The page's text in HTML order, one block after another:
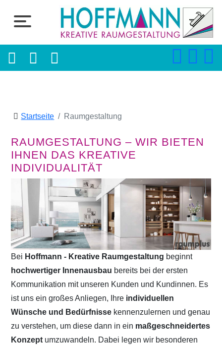
Startseite Raumgestaltung
RAUMGESTALTUNG – WIR BIETEN
IHNEN DAS KREATIVE
INDIVIDUALITÄT
Bei Hoffmann - Kreative Raumgestaltung beginnt
hochwertiger Innenausbau bereits bei der ersten
Kommunikation mit unseren Kunden und Kundinnen. Es
ist uns ein großes Anliegen, Ihre individuellen
Wünsche und Bedürfnisse kennenzulernen und genau
zu verstehen, um diese dann in ein maßgeschneidertes
Konzept umzuwandeln. Dabei legen wir besonderen